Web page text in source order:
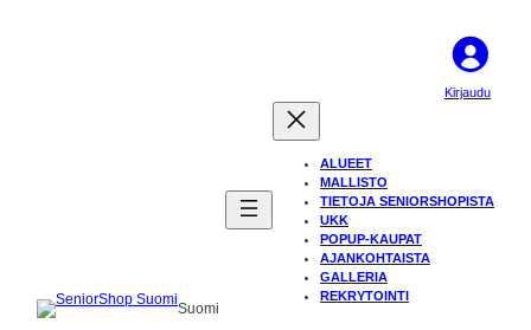
Suomi
Kirjaudu
ALUEET
MALLISTO
TIETOJA SENIORSHOPISTA
UKK
POPUP-KAUPAT
AJANKOHTAISTA
GALLERIA
REKRYTOINTI